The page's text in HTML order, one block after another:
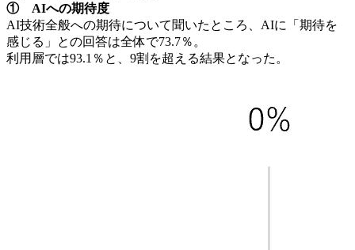
① AIへの期待度
AI技術全般への期待について聞いたところ、AIに「期待を
感じる」との回答は全体で73.7％。
利用層では93.1％と、9割を超える結果となった。